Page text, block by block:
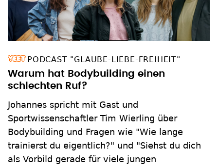
PODCAST "GLAUBE-LIEBE-FREIHEIT"
Warum hat Bodybuilding einen
schlechten Ruf?
Johannes spricht mit Gast und
Sportwissenschaftler Tim Wierling über
Bodybuilding und Fragen wie "Wie lange
trainierst du eigentlich?" und "Siehst du dich
als Vorbild gerade für viele jungen